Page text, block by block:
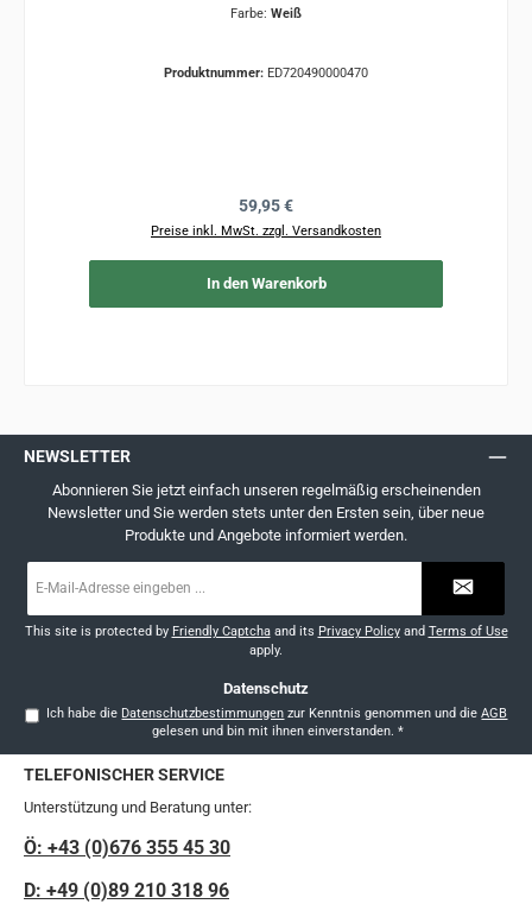
Farbe: Weiß
Produktnummer: ED720490000470
Regulärer Preis:
59,95 €
Preise inkl. MwSt. zzgl. Versandkosten
In den Warenkorb
NEWSLETTER
Abonnieren Sie jetzt einfach unseren regelmäßig erscheinenden
Newsletter und Sie werden stets unter den Ersten sein, über neue
Produkte und Angebote informiert werden.
Mail-
*
This site is protected by Friendly Captchaand its Privacy Policyand Terms of Use
apply.
Datenschutz
Ich habe die Datenschutzbestimmungen zur Kenntnis genommen und dieAGB
gelesen und bin mit ihnen einverstanden. *
TELEFONISCHER SERVICE
Unterstützung und Beratung unter:
Ö: +43 (0)676 355 45 30
D: +49 (0)89 210 318 96